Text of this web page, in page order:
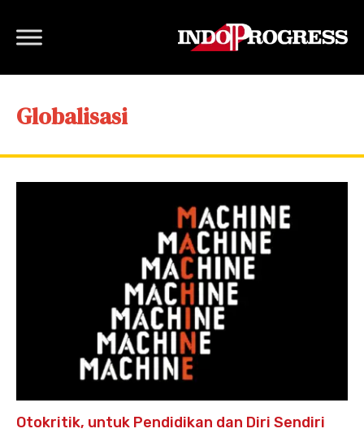
Globalisasi
Otokritik, untuk Pendidikan dan Diri Sendiri